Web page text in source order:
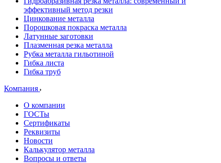
эффективный метод резки
Цинкование металла
Порошковая покраска металла
Латунные заготовки
Плазменная резка металла
Рубка металла гильотиной
Гибка листа
Гибка труб
Компания
О компании
ГОСТы
Сертификаты
Реквизиты
Новости
Калькулятор металла
Вопросы и ответы